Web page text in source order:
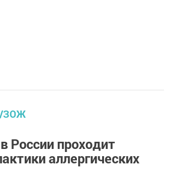
ЗОЖ
России проходит
аллергических